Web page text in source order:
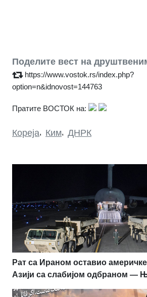
Поделите вест на
https://www.vostok.rs/index.php?
option=n&idnovost=144763
Пратите ВОСТОК на:
Кореја, Ким, ДНРК
Рат са Ираном оставио
Азији са слабијом одбраном —